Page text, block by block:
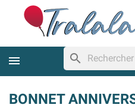
search
BONNET